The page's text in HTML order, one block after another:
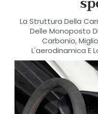
La Struttura Della
Delle Monoposto
Carbonio,
L'aerodinamica E